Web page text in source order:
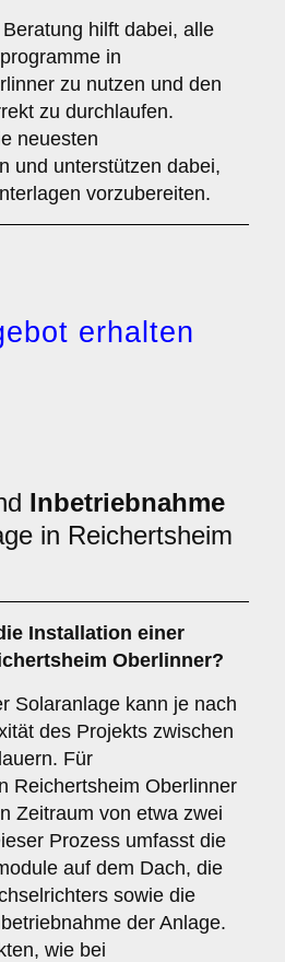
hilft dabei, alle
in
zu nutzen und den
zu durchlaufen.
neuesten
und unterstützen dabei,
vorzubereiten.
erhalten
Inbetriebnahme
in Reichertsheim
Installation einer
Oberlinner?
Solaranlage kann je nach
des Projekts zwischen
Für
Reichertsheim Oberlinner
Zeitraum von etwa zwei
Prozess umfasst die
auf dem Dach, die
sowie die
der Anlage.
wie bei